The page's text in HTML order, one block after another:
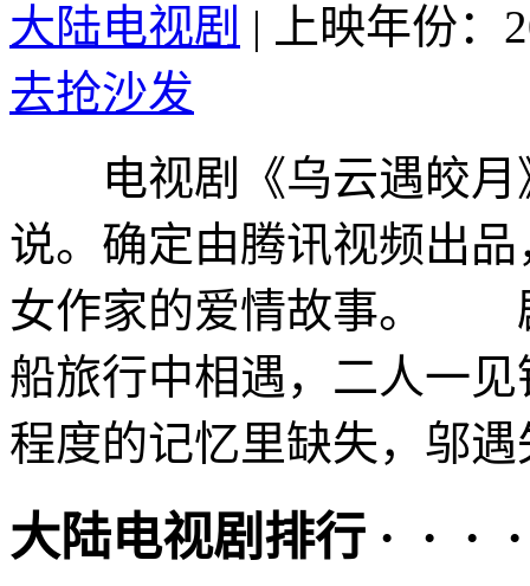
大陆电视剧 |
上映年份：
去抢沙发
电视剧《乌云遇皎月
说。确定由腾讯视频出
女作家的爱情故事。
船旅行中相遇，二人一
程度的记忆里缺失，邬
大陆电视剧排行 · · ·